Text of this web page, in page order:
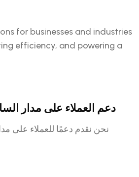
for businesses and industries
efficiency, and powering a
دعم العملاء على مدار
نحن نقدم دعمًا للعملاء على